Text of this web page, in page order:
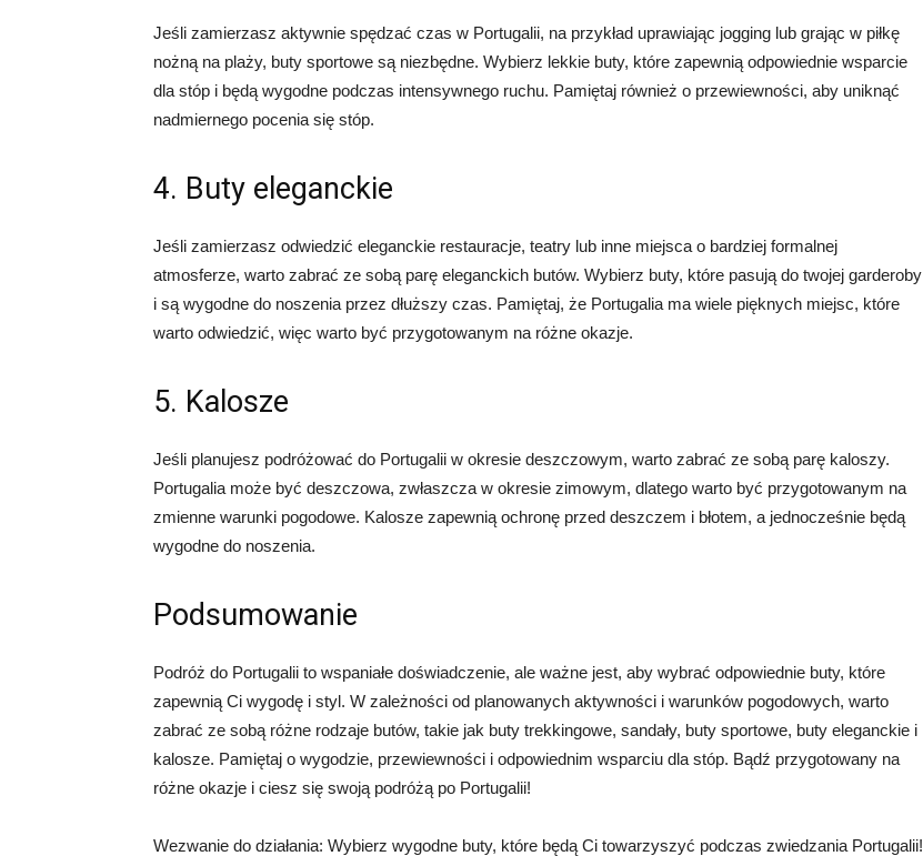
Jeśli zamierzasz aktywnie spędzać czas w Portugalii, na przykład uprawiając jogging lub grając w piłkę
nożną na plaży, buty sportowe są niezbędne. Wybierz lekkie buty, które zapewnią odpowiednie wsparcie
dla stóp i będą wygodne podczas intensywnego ruchu. Pamiętaj również o przewiewności, aby uniknąć
nadmiernego pocenia się stóp.
4. Buty eleganckie
Jeśli zamierzasz odwiedzić eleganckie restauracje, teatry lub inne miejsca o bardziej formalnej
atmosferze, warto zabrać ze sobą parę eleganckich butów. Wybierz buty, które pasują do twojej garderoby
i są wygodne do noszenia przez dłuższy czas. Pamiętaj, że Portugalia ma wiele pięknych miejsc, które
warto odwiedzić, więc warto być przygotowanym na różne okazje.
5. Kalosze
Jeśli planujesz podróżować do Portugalii w okresie deszczowym, warto zabrać ze sobą parę kaloszy.
Portugalia może być deszczowa, zwłaszcza w okresie zimowym, dlatego warto być przygotowanym na
zmienne warunki pogodowe. Kalosze zapewnią ochronę przed deszczem i błotem, a jednocześnie będą
wygodne do noszenia.
Podsumowanie
Podróż do Portugalii to wspaniałe doświadczenie, ale ważne jest, aby wybrać odpowiednie buty, które
zapewnią Ci wygodę i styl. W zależności od planowanych aktywności i warunków pogodowych, warto
zabrać ze sobą różne rodzaje butów, takie jak buty trekkingowe, sandały, buty sportowe, buty eleganckie i
kalosze. Pamiętaj o wygodzie, przewiewności i odpowiednim wsparciu dla stóp. Bądź przygotowany na
różne okazje i ciesz się swoją podróżą po Portugalii!
Wezwanie do działania: Wybierz wygodne buty, które będą Ci towarzyszyć podczas zwiedzania Portugalii!